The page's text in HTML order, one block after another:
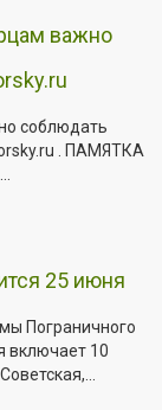
важно
соблюдать
. ПАМЯТКА
25 июня
Пограничного
включает 10